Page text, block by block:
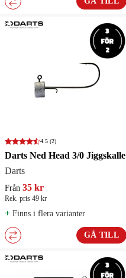
4.5 (2)
Darts Ned Head 3/0 Jiggskalle
Darts
Från 35 kr
Rek. pris 49 kr
+ Finns i flera varianter
GÅ TILL